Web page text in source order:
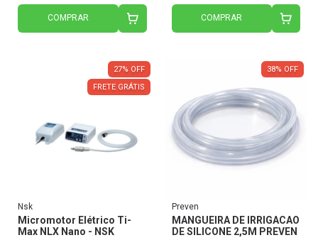
COMPRAR COMPRAR
27% OFF
FRETE GRÁTIS
Nsk
Micromotor Elétrico Ti-
Max NLX Nano - NSK
38% OFF
Preven
MANGUEIRA DE IRRIGACAO
DE SILICONE 2,5M PREVEN